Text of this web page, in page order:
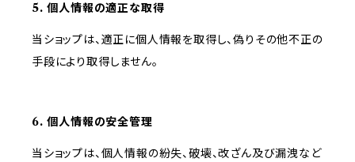
5. 個人情報の適正な取得
当ショップは、適正に個人情報を取得し、偽りその他不正の
手段により取得しません。
6. 個人情報の安全管理
当ショップは、個人情報の紛失、破壊、改ざん及び漏洩など